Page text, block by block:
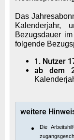
Das
Kalenderjahr,
Bezugsdauer
folgende
1. Nutzer
ab dem
weitere
Die